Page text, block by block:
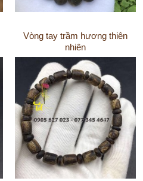
Vòng tay trầm hương thiên
nhiên